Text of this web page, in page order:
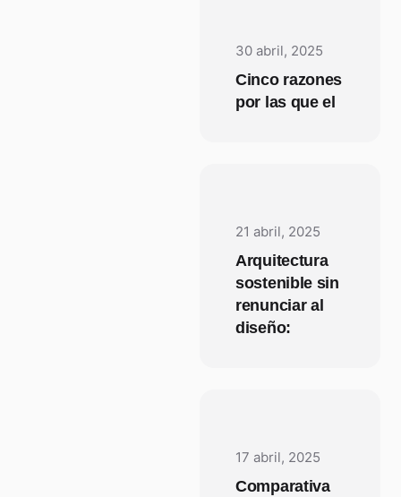
30 abril, 2025
Cinco razones
por las que el
21 abril, 2025
Arquitectura
sostenible sin
renunciar al
diseño:
17 abril, 2025
Comparativa